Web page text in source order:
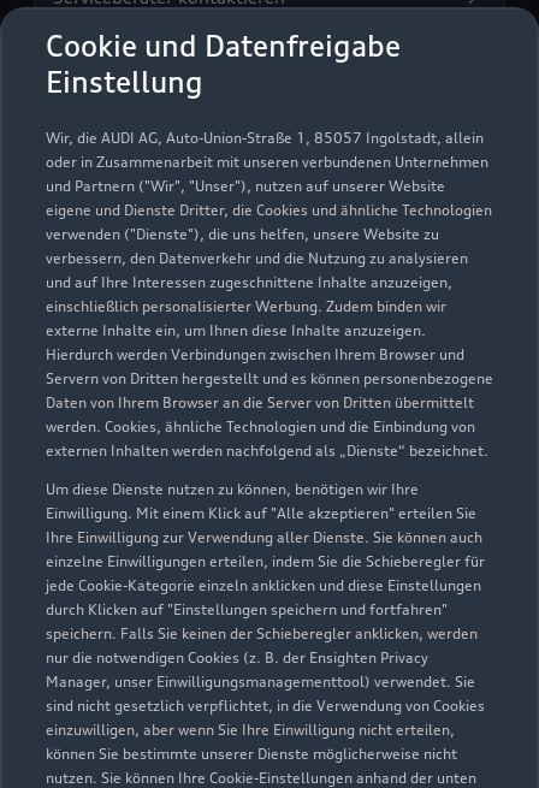
Cookie und Datenfreigabe
Einstellung
Wir, die AUDI AG, Auto-Union-Straße 1, 85057 Ingolstadt, allein
oder in Zusammenarbeit mit unseren verbundenen Unternehmen
und Partnern ("Wir", "Unser"), nutzen auf unserer Website
eigene und Dienste Dritter, die Cookies und ähnliche Technologien
verwenden ("Dienste"), die uns helfen, unsere Website zu
verbessern, den Datenverkehr und die Nutzung zu analysieren
und auf Ihre Interessen zugeschnittene Inhalte anzuzeigen,
einschließlich personalisierter Werbung. Zudem binden wir
externe Inhalte ein, um Ihnen diese Inhalte anzuzeigen.
Hierdurch werden Verbindungen zwischen Ihrem Browser und
Servern von Dritten hergestellt und es können personenbezogene
Daten von Ihrem Browser an die Server von Dritten übermittelt
werden. Cookies, ähnliche Technologien und die Einbindung von
externen Inhalten werden nachfolgend als „Dienste“ bezeichnet.
Um diese Dienste nutzen zu können, benötigen wir Ihre
Einwilligung. Mit einem Klick auf "Alle akzeptieren" erteilen Sie
Ihre Einwilligung zur Verwendung aller Dienste. Sie können auch
einzelne Einwilligungen erteilen, indem Sie die Schieberegler für
jede Cookie-Kategorie einzeln anklicken und diese Einstellungen
durch Klicken auf "Einstellungen speichern und fortfahren"
speichern. Falls Sie keinen der Schieberegler anklicken, werden
nur die notwendigen Cookies (z. B. der Ensighten Privacy
Manager, unser Einwilligungsmanagementtool) verwendet. Sie
sind nicht gesetzlich verpflichtet, in die Verwendung von Cookies
einzuwilligen, aber wenn Sie Ihre Einwilligung nicht erteilen,
können Sie bestimmte unserer Dienste möglicherweise nicht
nutzen. Sie können Ihre Cookie-Einstellungen anhand der unten
Auto Meyer
Servicepartner e-tron
Uffenheimer Straße 18
97199 Ochsenfurt
09331 872948